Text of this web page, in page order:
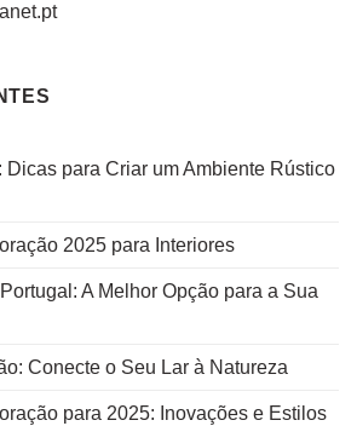
Dicas para Criar um Ambiente Rústico
2025 para Interiores
A Melhor Opção para a Sua
Conecte o Seu Lar à Natureza
para 2025: Inovações e Estilos